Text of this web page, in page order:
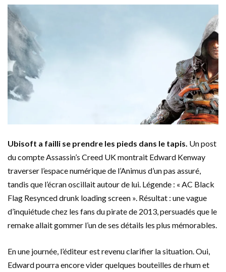
Ubisoft a failli se prendre les pieds dans le tapis. Un post
du compte Assassin’s Creed UK montrait Edward Kenway
traverser l’espace numérique de l’Animus d’un pas assuré,
tandis que l’écran oscillait autour de lui. Légende : « AC Black
Flag Resynced drunk loading screen ». Résultat : une vague
d’inquiétude chez les fans du pirate de 2013, persuadés que le
remake allait gommer l’un de ses détails les plus mémorables.
En une journée, l’éditeur est revenu clarifier la situation. Oui,
Edward pourra encore vider quelques bouteilles de rhum et